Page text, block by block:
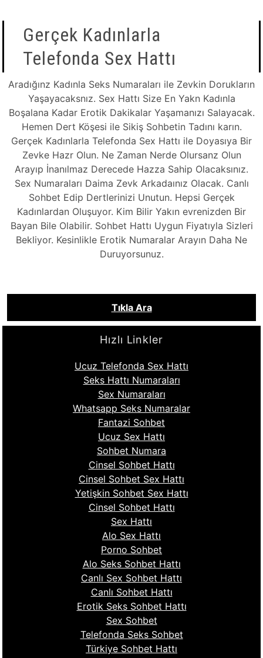
Gerçek Kadınlarla
Telefonda Sex Hattı
Aradığınz Kadınla Seks Numaraları ile Zevkin Dorukların
Yaşayacaksnız. Sex Hattı Size En Yakn Kadınla
Boşalana Kadar Erotik Dakikalar Yaşamanızı Salayacak.
Hemen Dert Köşesi ile Sikiş Sohbetin Tadını karın.
Gerçek Kadınlarla Telefonda Sex Hattı ile Doyasıya Bir
Zevke Hazr Olun. Ne Zaman Nerde Olursanz Olun
Arayıp İnanılmaz Derecede Hazza Sahip Olacaksınız.
Sex Numaraları Daima Zevk Arkadaınız Olacak. Canlı
Sohbet Edip Dertlerinizi Unutun. Hepsi Gerçek
Kadınlardan Oluşuyor. Kim Bilir Yakın evrenizden Bir
Bayan Bile Olabilir. Sohbet Hattı Uygun Fiyatıyla Sizleri
Bekliyor. Kesinlikle Erotik Numaralar Arayın Daha Ne
Duruyorsunuz.
Tıkla Ara
Hızlı Linkler
Ucuz Telefonda Sex Hattı
Seks Hattı Numaraları
Sex Numaraları
Whatsapp Seks Numaralar
Fantazi Sohbet
Ucuz Sex Hattı
Sohbet Numara
Cinsel Sohbet Hattı
Cinsel Sohbet Sex Hattı
Yetişkin Sohbet Sex Hattı
Cinsel Sohbet Hattı
Sex Hattı
Alo Sex Hattı
Porno Sohbet
Alo Seks Sohbet Hattı
Canlı Sex Sohbet Hattı
Canlı Sohbet Hattı
Erotik Seks Sohbet Hattı
Sex Sohbet
Telefonda Seks Sohbet
Türkiye Sohbet Hattı